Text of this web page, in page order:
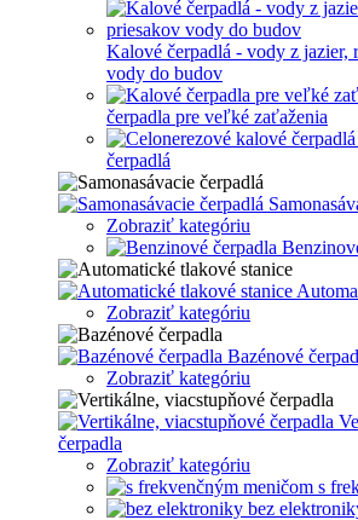
Kalové čerpadlá - vody z jazier,
vody do budov
čerpadla pre veľké zaťaženia
čerpadlá
Zobraziť kategóriu
Zobraziť kategóriu
Bazénové
Zobraziť kategóriu
čerpadla
Zobraziť kategóriu
s
bez